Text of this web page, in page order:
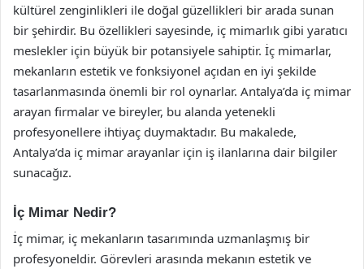
kültürel zenginlikleri ile doğal güzellikleri bir arada sunan
bir şehirdir. Bu özellikleri sayesinde, iç mimarlık gibi yaratıcı
meslekler için büyük bir potansiyele sahiptir. İç mimarlar,
mekanların estetik ve fonksiyonel açıdan en iyi şekilde
tasarlanmasında önemli bir rol oynarlar. Antalya’da iç mimar
arayan firmalar ve bireyler, bu alanda yetenekli
profesyonellere ihtiyaç duymaktadır. Bu makalede,
Antalya’da iç mimar arayanlar için iş ilanlarına dair bilgiler
sunacağız.
İç Mimar Nedir?
İç mimar, iç mekanların tasarımında uzmanlaşmış bir
profesyoneldir. Görevleri arasında mekanın estetik ve